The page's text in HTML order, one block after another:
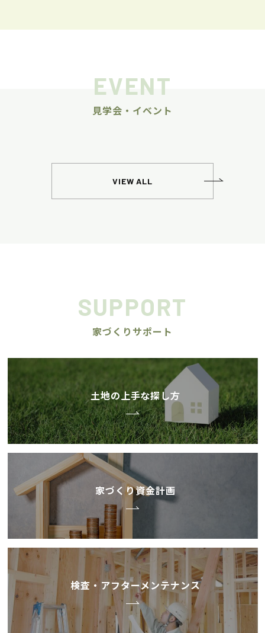
EVENT
見学会・イベント
VIEW ALL
SUPPORT
家づくりサポート
土地の上手な探し方
家づくり資金計画
検査・アフターメンテナンス